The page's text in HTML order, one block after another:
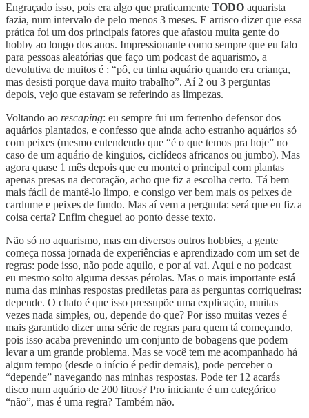
Engraçado isso, pois era algo que praticamente TODO aquarista
fazia, num intervalo de pelo menos 3 meses. E arrisco dizer que essa
prática foi um dos principais fatores que afastou muita gente do
hobby ao longo dos anos. Impressionante como sempre que eu falo
para pessoas aleatórias que faço um podcast de aquarismo, a
devolutiva de muitos é : “pô, eu tinha aquário quando era criança,
mas desisti porque dava muito trabalho”. Aí 2 ou 3 perguntas
depois, vejo que estavam se referindo as limpezas.
Voltando ao rescaping: eu sempre fui um ferrenho defensor dos
aquários plantados, e confesso que ainda acho estranho aquários só
com peixes (mesmo entendendo que “é o que temos pra hoje” no
caso de um aquário de kinguios, ciclídeos africanos ou jumbo). Mas
agora quase 1 mês depois que eu montei o principal com plantas
apenas presas na decoração, acho que fiz a escolha certo. Tá bem
mais fácil de mantê-lo limpo, e consigo ver bem mais os peixes de
cardume e peixes de fundo. Mas aí vem a pergunta: será que eu fiz a
coisa certa? Enfim cheguei ao ponto desse texto.
Não só no aquarismo, mas em diversos outros hobbies, a gente
começa nossa jornada de experiências e aprendizado com um set de
regras: pode isso, não pode aquilo, e por aí vai. Aqui e no podcast
eu mesmo solto alguma dessas pérolas. Mas o mais importante está
numa das minhas respostas prediletas para as perguntas corriqueiras:
depende. O chato é que isso pressupõe uma explicação, muitas
vezes nada simples, ou, depende do que? Por isso muitas vezes é
mais garantido dizer uma série de regras para quem tá começando,
pois isso acaba prevenindo um conjunto de bobagens que podem
levar a um grande problema. Mas se você tem me acompanhado há
algum tempo (desde o início é pedir demais), pode perceber o
“depende” navegando nas minhas respostas. Pode ter 12 acarás
disco num aquário de 200 litros? Pro iniciante é um categórico
“não”, mas é uma regra? Também não.